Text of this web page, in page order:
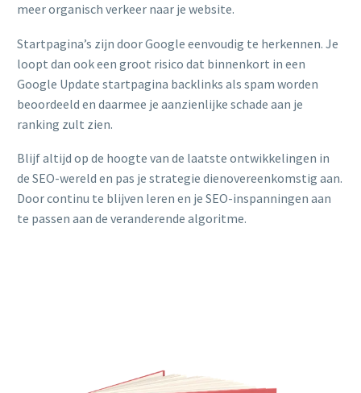
meer organisch verkeer naar je website.
Startpagina’s zijn door Google eenvoudig te herkennen. Je
loopt dan ook een groot risico dat binnenkort in een
Google Update startpagina backlinks als spam worden
beoordeeld en daarmee je aanzienlijke schade aan je
ranking zult zien.
Blijf altijd op de hoogte van de laatste ontwikkelingen in
de SEO-wereld en pas je strategie dienovereenkomstig aan.
Door continu te blijven leren en je SEO-inspanningen aan
te passen aan de veranderende algoritme.